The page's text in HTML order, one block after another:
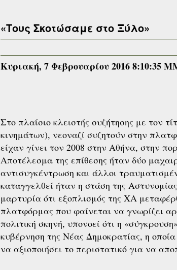
«Τους Σκοτώσαμε στο Ξύλο»
Κυριακή, 7 Φεβρουαρίου 2016 8:10:35
Στο πλαίσιο κλειστής συζήτησης με τον
κινημάτων), νεοναζί συζητούν στην
είχαν γίνει τον 2008 στην Αθήνα, στην
Αποτέλεσμα της επίθεσης ήταν δύο
αντισυγκέντρωση και άλλοι
καταγγελθεί ήταν η στάση της
μαρτυρία ότι εξοπλισμός της ΧΑ
πλατφόρμας που φαίνεται να γνωρίζει
πολιτική σκηνή, υπονοεί ότι η
κυβέρνηση της Νέας Δημοκρατίας, η
να αξιοποιήσει το περιστατικό για να